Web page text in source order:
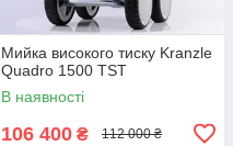
Мийка високого тиску Kranzle
Quadro 1500 TST
В наявності
106 400 ₴ 112 000 ₴